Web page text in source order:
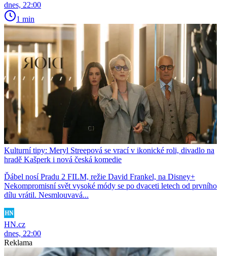
dnes, 22:00
1 min
Kulturní tipy: Meryl Streepová se vrací v ikonické roli, divadlo na
hradě Kašperk i nová česká komedie
Ďábel nosí Pradu 2 FILM, režie David Frankel, na Disney+
Nekompromisní svět vysoké módy se po dvaceti letech od prvního
dílu vrátil. Nesmlouvavá...
HN.cz
dnes, 22:00
Reklama